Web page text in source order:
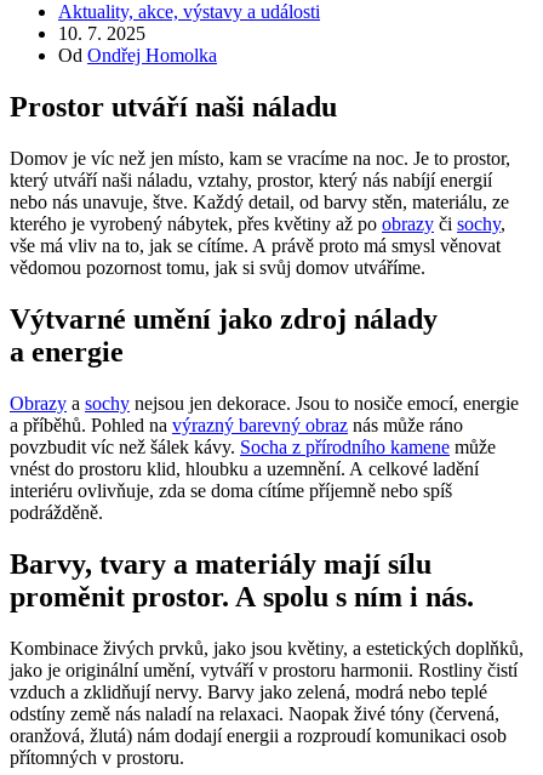
Aktuality, akce, výstavy a události
10. 7. 2025
Od Ondřej Homolka
Prostor utváří naši náladu
Domov je víc než jen místo, kam se vracíme na noc. Je to prostor,
který utváří naši náladu, vztahy, prostor, který nás nabíjí energií
nebo nás unavuje, štve. Každý detail, od barvy stěn, materiálu, ze
kterého je vyrobený nábytek, přes květiny až po obrazy či sochy,
vše má vliv na to, jak se cítíme. A právě proto má smysl věnovat
vědomou pozornost tomu, jak si svůj domov utváříme.
Výtvarné umění jako zdroj nálady
a energie
Obrazy a sochy nejsou jen dekorace. Jsou to nosiče emocí, energie
a příběhů. Pohled na výrazný barevný obraz nás může ráno
povzbudit víc než šálek kávy. Socha z přírodního kamene může
vnést do prostoru klid, hloubku a uzemnění. A celkové ladění
interiéru ovlivňuje, zda se doma cítíme příjemně nebo spíš
podrážděně.
Barvy, tvary a materiály mají sílu
proměnit prostor. A spolu s ním i nás.
Kombinace živých prvků, jako jsou květiny, a estetických doplňků,
jako je originální umění, vytváří v prostoru harmonii. Rostliny čistí
vzduch a zklidňují nervy. Barvy jako zelená, modrá nebo teplé
odstíny země nás naladí na relaxaci. Naopak živé tóny (červená,
oranžová, žlutá) nám dodají energii a rozproudí komunikaci osob
přítomných v prostoru.